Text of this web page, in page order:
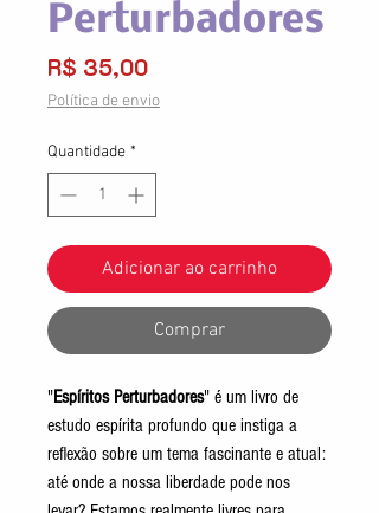
Perturbadores
R$ 35,00Preço
Política de envio
Quantidade *
Adicionar ao carrinho
Comprar
"Espíritos Perturbadores" é um livro de
estudo espírita profundo que instiga a
reflexão sobre um tema fascinante e atual:
até onde a nossa liberdade pode nos